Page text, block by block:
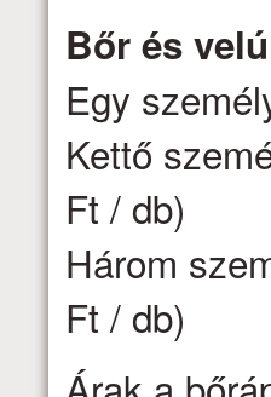
Bőr és
Egy
Kettő
Ft / db)
Három
Ft / db)